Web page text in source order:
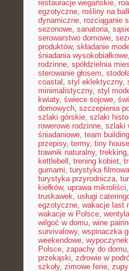
restauracje wegańskie,
egzotyczne, rośliny na
dynamiczne, rozciąganie
sezonowe, sanatoria,
serowarstwo domowe,
produktów, składanie
śniadania wysokobiałkowe,
rodzinne, spółdzielnia
sterowanie głosem,
coastal , styl eklektyczny,
minimalistyczny, styl
kwiaty, świece sojowe,
domowych, szczepienia
szlaki górskie, szlaki
rowerowe rodzinne, szlaki
śniadaniowe, team
przepisy, termy, tiny house
trawnik naturalny, trekking,
kettlebell , trening kobiet,
gumami, turystyka filmowa
turystyka przyrodnicza,
kiełków, uprawa mikroliści,
truskawek, usługi
egzotyczne, wakacje last
wakacje w Polsce,
wilgoć w domu, wine
survivalowy, wspinaczka
weekendowe,
Polsce, zapachy do domu,
przekąski, zdrowie w
szkoły, zimowe ferie,